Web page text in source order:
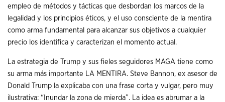
empleo de métodos y tácticas que desbordan los marcos de la
legalidad y los principios éticos, y el uso consciente de la mentira
como arma fundamental para alcanzar sus objetivos a cualquier
precio los identifica y caracterizan el momento actual.
La estrategia de Trump y sus fieles seguidores MAGA tiene como
su arma más importante LA MENTIRA. Steve Bannon, ex asesor de
Donald Trump la explicaba con una frase corta y vulgar, pero muy
ilustrativa: “Inundar la zona de mierda”. La idea es abrumar a la